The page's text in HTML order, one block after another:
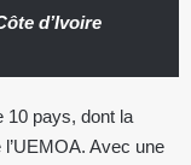
d’Ivoire
10 pays, dont la
Avec une